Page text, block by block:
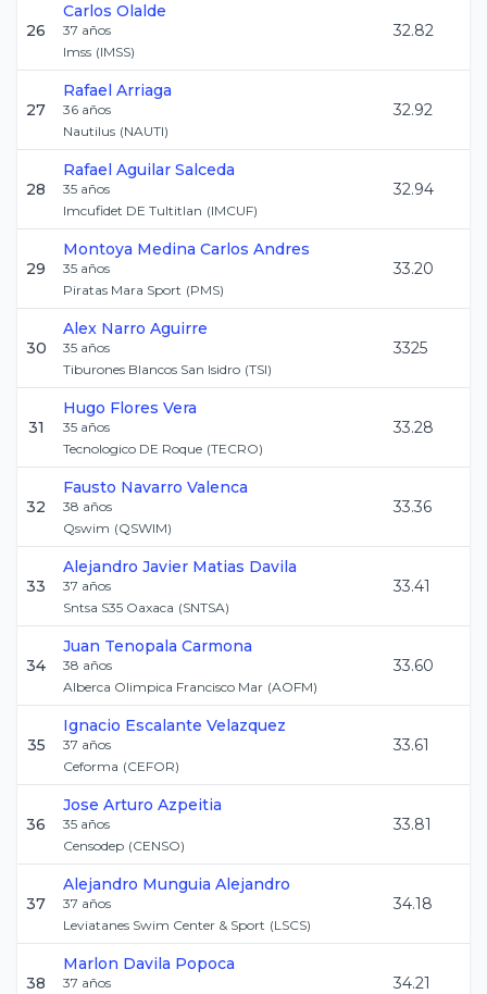
26
Carlos Olalde
37 años
Imss (IMSS)
32.82
27
Rafael Arriaga
36 años
Nautilus (NAUTI)
32.92
28
Rafael Aguilar Salceda
35 años
Imcufidet DE Tultitlan (IMCUF)
32.94
29
Montoya Medina Carlos Andres
35 años
Piratas Mara Sport (PMS)
33.20
30
Alex Narro Aguirre
35 años
Tiburones Blancos San Isidro (TSI)
3325
31
Hugo Flores Vera
35 años
Tecnologico DE Roque (TECRO)
33.28
32
Fausto Navarro Valenca
38 años
Qswim (QSWIM)
33.36
33
Alejandro Javier Matias Davila
37 años
Sntsa S35 Oaxaca (SNTSA)
33.41
34
Juan Tenopala Carmona
38 años
Alberca Olimpica Francisco Mar (AOFM)
33.60
35
Ignacio Escalante Velazquez
37 años
Ceforma (CEFOR)
33.61
36
Jose Arturo Azpeitia
35 años
Censodep (CENSO)
33.81
37
Alejandro Munguia Alejandro
37 años
Leviatanes Swim Center & Sport (LSCS)
34.18
38
Marlon Davila Popoca
37 años
34.21